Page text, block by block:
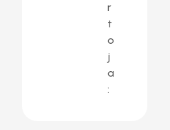
r
t
o
j
a
: